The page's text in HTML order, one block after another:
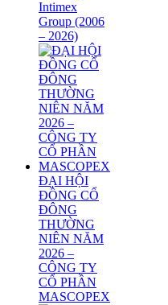
Intimex
Group (2006
– 2026)
ĐẠI HỘI
ĐỒNG CỔ
ĐÔNG
THƯỜNG
NIÊN NĂM
2026 –
CÔNG TY
CỔ PHẦN
MASCOPEX